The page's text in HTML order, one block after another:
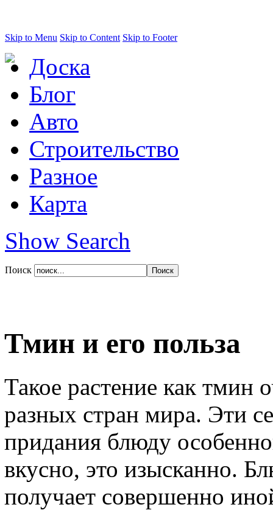
Skip to Menu Skip to Content Skip to Footer
Доска
Блог
Авто
Строительство
Разное
Карта
Show Search
Поиск
Тмин и его польза
Такое растение как тмин
разных стран мира. Эти
придания блюду
вкусно, это изысканно.
получает совершенно